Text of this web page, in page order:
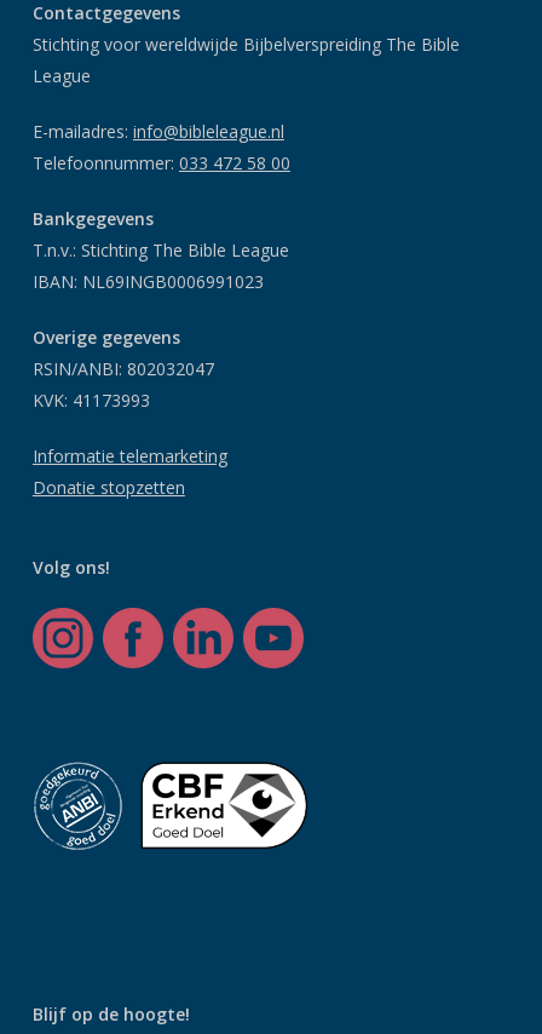
Contactgegevens
Stichting voor wereldwijde Bijbelverspreiding The Bible
League
E-mailadres: info@bibleleague.nl
Telefoonnummer: 033 472 58 00
Bankgegevens
T.n.v.: Stichting The Bible League
IBAN: NL69INGB0006991023
Overige gegevens
RSIN/ANBI: 802032047
KVK: 41173993
Informatie telemarketing
Donatie stopzetten
Volg ons!
Blijf op de hoogte!